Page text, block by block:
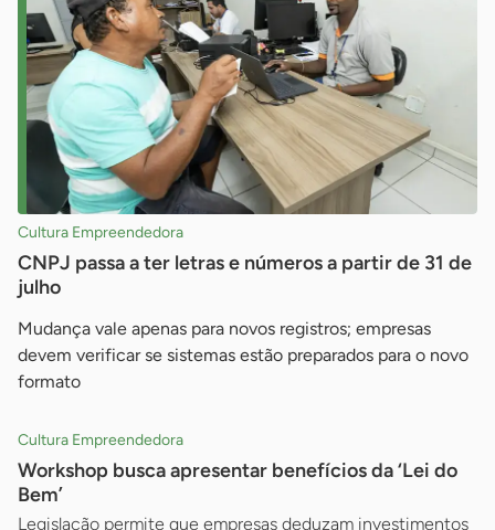
Cultura Empreendedora
CNPJ passa a ter letras e números a partir de 31 de
julho
Mudança vale apenas para novos registros; empresas
devem verificar se sistemas estão preparados para o novo
formato
Cultura Empreendedora
Workshop busca apresentar benefícios da ‘Lei do
Bem’
Legislação permite que empresas deduzam investimentos